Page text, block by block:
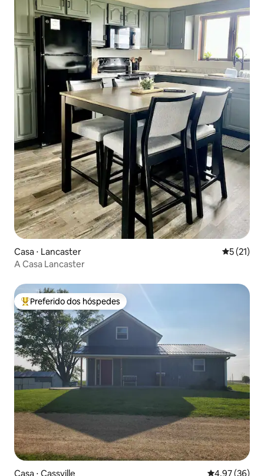
Casa ⋅ Lancaster 5 de uma
5 (21)
A Casa Lancaster
Entre os melhores preferidos dos hóspedes
Preferido dos hóspedes
Casa ⋅ Cassville 4,97 de uma
4,97 (36)